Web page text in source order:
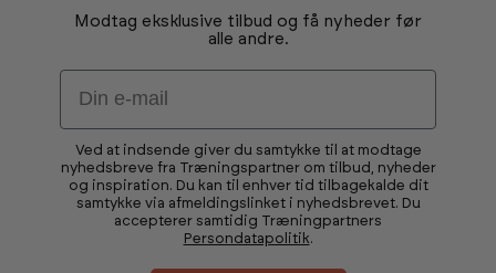
Modtag eksklusive tilbud og få nyheder før
alle andre.
Email
Ved at indsende giver du samtykke til at modtage
nyhedsbreve fra Træningspartner om tilbud, nyheder
og inspiration. Du kan til enhver tid tilbagekalde dit
samtykke via afmeldingslinket i nyhedsbrevet. Du
accepterer samtidig Træningpartners
Persondatapolitik.